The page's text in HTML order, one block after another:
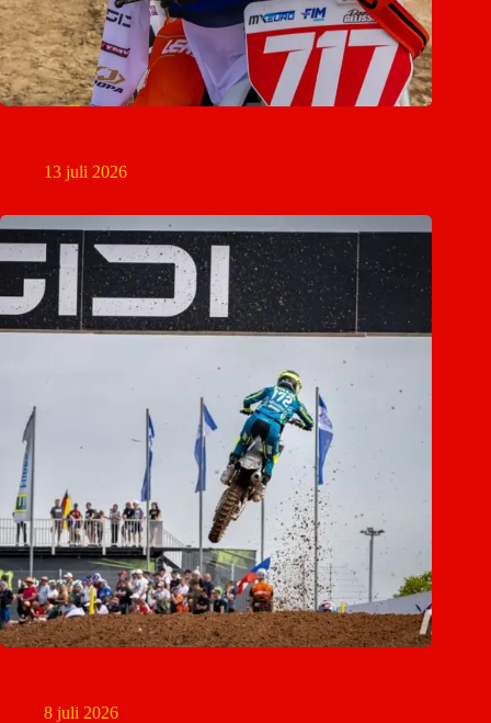
13 juli 2026
8 juli 2026